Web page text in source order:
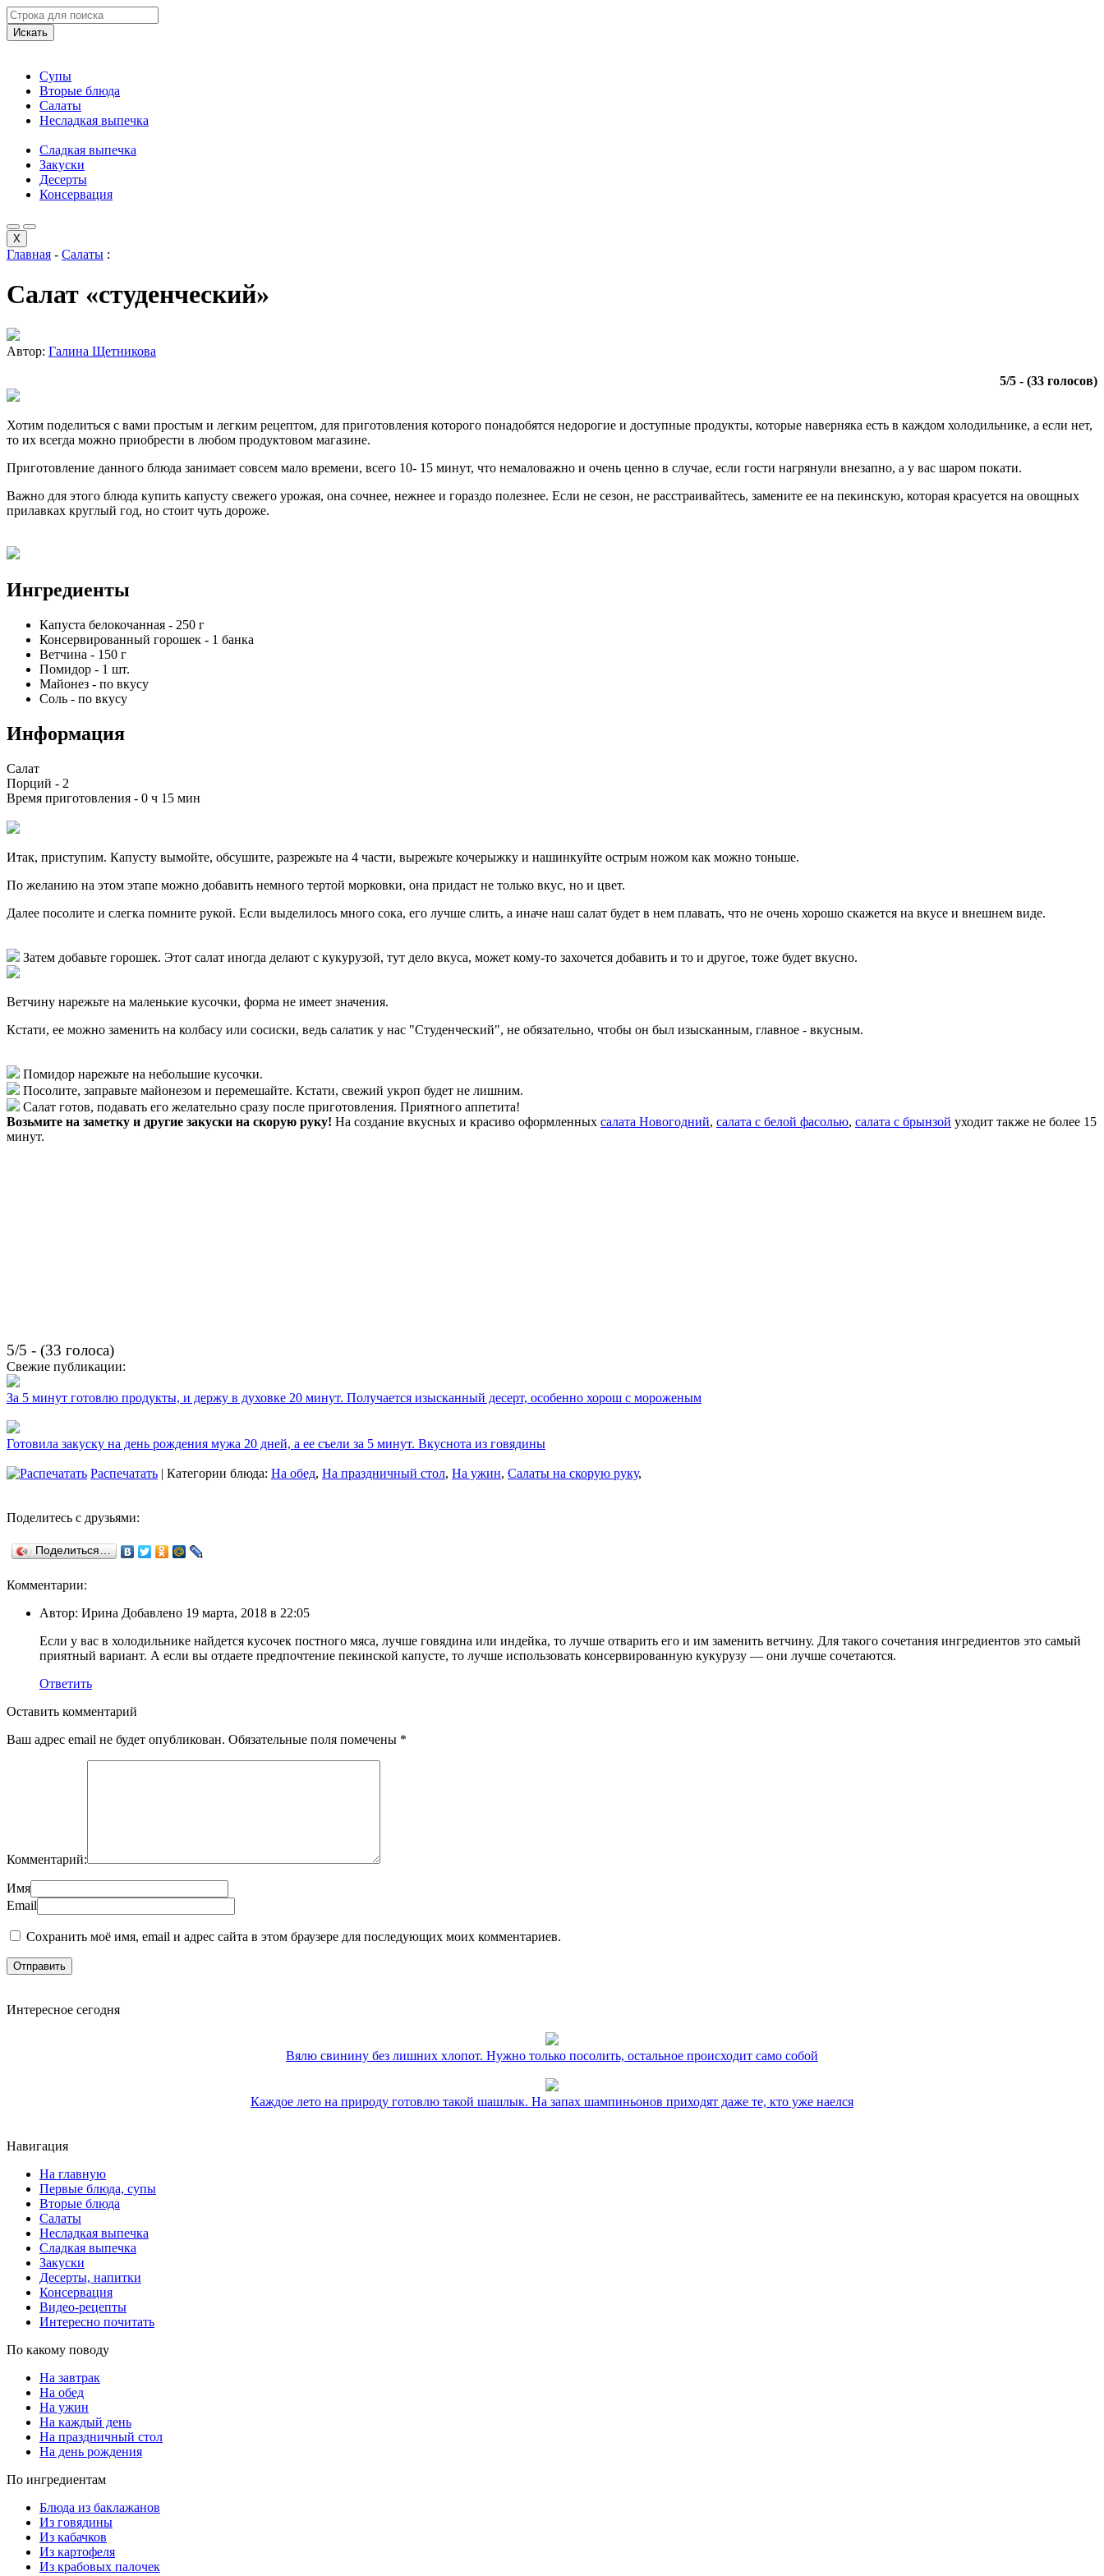
Искать
Супы
Вторые блюда
Салаты
Несладкая выпечка
Сладкая выпечка
Закуски
Десерты
Консервация
X
Главная - Салаты :
Салат «студенческий»
Автор: Галина Щетникова
5/5 - (33 голосов)
Хотим поделиться с вами простым и легким рецептом, для приготовления которого понадобятся недорогие и доступные продукты, которые наверняка есть в каждом холодильнике, а если нет,
то их всегда можно приобрести в любом продуктовом магазине.
Приготовление данного блюда занимает совсем мало времени, всего 10- 15 минут, что немаловажно и очень ценно в случае, если гости нагрянули внезапно, а у вас шаром покати.
Важно для этого блюда купить капусту свежего урожая, она сочнее, нежнее и гораздо полезнее. Если не сезон, не расстраивайтесь, замените ее на пекинскую, которая красуется на овощных
прилавках круглый год, но стоит чуть дороже.
Ингредиенты
Капуста белокочанная - 250 г
Консервированный горошек - 1 банка
Ветчина - 150 г
Помидор - 1 шт.
Майонез - по вкусу
Соль - по вкусу
Информация
Салат
Порций - 2
Время приготовления - 0 ч 15 мин
Итак, приступим. Капусту вымойте, обсушите, разрежьте на 4 части, вырежьте кочерыжку и нашинкуйте острым ножом как можно тоньше.
По желанию на этом этапе можно добавить немного тертой морковки, она придаст не только вкус, но и цвет.
Далее посолите и слегка помните рукой. Если выделилось много сока, его лучше слить, а иначе наш салат будет в нем плавать, что не очень хорошо скажется на вкусе и внешнем виде.
Затем добавьте горошек. Этот салат иногда делают с кукурузой, тут дело вкуса, может кому-то захочется добавить и то и другое, тоже будет вкусно.
Ветчину нарежьте на маленькие кусочки, форма не имеет значения.
Кстати, ее можно заменить на колбасу или сосиски, ведь салатик у нас "Студенческий", не обязательно, чтобы он был изысканным, главное - вкусным.
Помидор нарежьте на небольшие кусочки.
Посолите, заправьте майонезом и перемешайте. Кстати, свежий укроп будет не лишним.
Салат готов, подавать его желательно сразу после приготовления. Приятного аппетита!
Возьмите на заметку и другие закуски на скорую руку! На создание вкусных и красиво оформленных салата Новогодний, салата с белой фасолью, салата с брынзой уходит также не более 15
минут.
5/5 - (33 голоса)
Свежие публикации:
За 5 минут готовлю продукты, и держу в духовке 20 минут. Получается изысканный десерт, особенно хорош с мороженым
Готовила закуску на день рождения мужа 20 дней, а ее съели за 5 минут. Вкуснота из говядины
Распечатать | Категории блюда: На обед, На праздничный стол, На ужин, Салаты на скорую руку,
Поделитесь с друзьями:
Поделиться…
Комментарии:
Автор: Ирина Добавлено 19 марта, 2018 в 22:05
Если у вас в холодильнике найдется кусочек постного мяса, лучше говядина или индейка, то лучше отварить его и им заменить ветчину. Для такого сочетания ингредиентов это самый
приятный вариант. А если вы отдаете предпочтение пекинской капусте, то лучше использовать консервированную кукурузу — они лучше сочетаются.
Ответить
Оставить комментарий
Ваш адрес email не будет опубликован. Обязательные поля помечены *
Комментарий:
Имя
Email
Сохранить моё имя, email и адрес сайта в этом браузере для последующих моих комментариев.
Интересное сегодня
Вялю свинину без лишних хлопот. Нужно только посолить, остальное происходит само собой
Каждое лето на природу готовлю такой шашлык. На запах шампиньонов приходят даже те, кто уже наелся
Навигация
На главную
Первые блюда, супы
Вторые блюда
Салаты
Несладкая выпечка
Сладкая выпечка
Закуски
Десерты, напитки
Консервация
Видео-рецепты
Интересно почитать
По какому поводу
На завтрак
На обед
На ужин
На каждый день
На праздничный стол
На день рождения
По ингредиентам
Блюда из баклажанов
Из говядины
Из кабачков
Из картофеля
Из крабовых палочек